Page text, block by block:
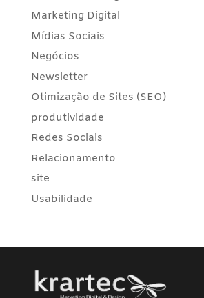
Marketing Digital
Mídias Sociais
Negócios
Newsletter
Otimização de Sites (SEO)
produtividade
Redes Sociais
Relacionamento
site
Usabilidade